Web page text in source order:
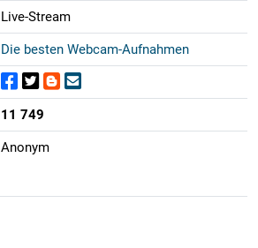
Live-Stream
Die besten Webcam-Aufnahmen
11 749
Anonym